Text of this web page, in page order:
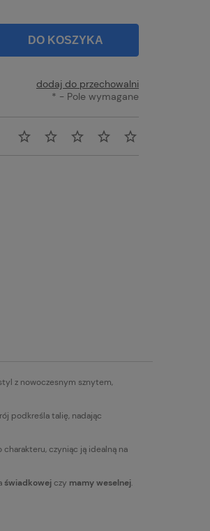
DO KOSZYKA
dodaj do przechowalni
* - Pole wymagane
z nowoczesnym sznytem,
podkreśla talię, nadając
czyniąc ją idealną na
świadkowejczy mamy weselnej.